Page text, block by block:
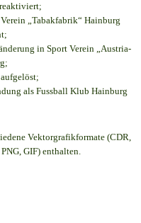
„Tabakfabrik“ Hainburg
in Sport Verein „Austria-
als Fussball Klub Hainburg
Vektorgrafikformate (CDR,
GIF) enthalten.